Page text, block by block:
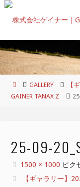
コ
ツ
へ
ホ
ー
GALLERY
【
GAINER TANAX Z
25-09-
フ
ル
1500 × 1000 ピク
【ギャラリー】